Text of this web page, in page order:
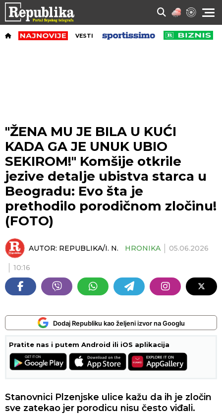
VESTI
"ŽENA MU JE BILA U KUĆI
KADA GA JE UNUK UBIO
SEKIROM!" Komšije otkrile
jezive detalje ubistva starca u
Beogradu: Evo šta je
prethodilo porodičnom zločinu!
(FOTO)
AUTOR: REPUBLIKA/I. N. HRONIKA 05.06.2026
10:16
Dodaj Republiku kao željeni izvor na Googlu
Pratite nas i putem Android ili iOS aplikacija
Stanovnici Plzenjske ulice kažu da ih je zločin
sve zatekao jer porodicu nisu često viđali.